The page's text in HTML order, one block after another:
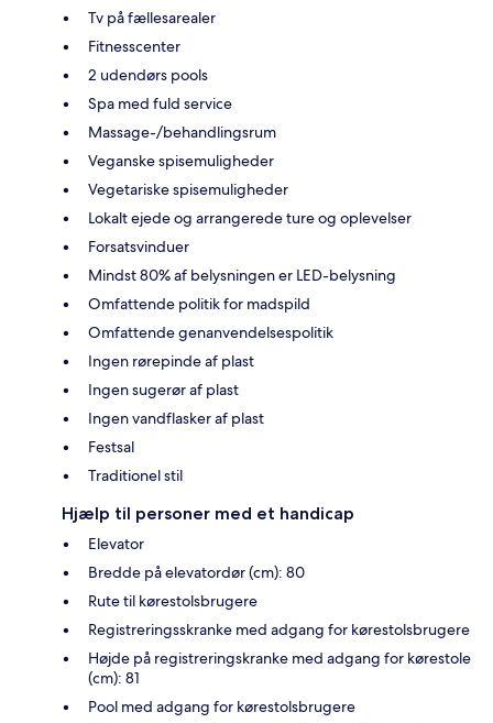
Tv på fællesarealer
Fitnesscenter
2 udendørs pools
Spa med fuld service
Massage-/behandlingsrum
Veganske spisemuligheder
Vegetariske spisemuligheder
Lokalt ejede og arrangerede ture og oplevelser
Forsatsvinduer
Mindst 80% af belysningen er LED-belysning
Omfattende politik for madspild
Omfattende genanvendelsespolitik
Ingen rørepinde af plast
Ingen sugerør af plast
Ingen vandflasker af plast
Festsal
Traditionel stil
Hjælp til personer med et handicap
Elevator
Bredde på elevatordør (cm): 80
Rute til kørestolsbrugere
Registreringsskranke med adgang for kørestolsbrugere
Højde på registreringskranke med adgang for kørestole
(cm): 81
Pool med adgang for kørestolsbrugere